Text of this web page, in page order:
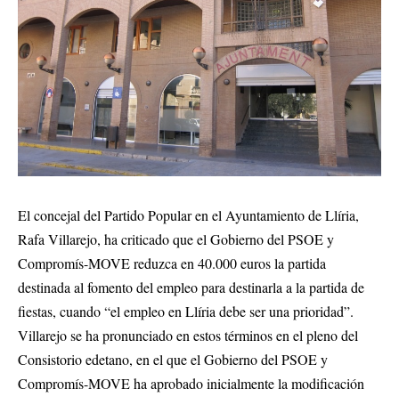
El concejal del Partido Popular en el Ayuntamiento de Llíria,
Rafa Villarejo, ha criticado que el Gobierno del PSOE y
Compromís-MOVE reduzca en 40.000 euros la partida
destinada al fomento del empleo para destinarla a la partida de
fiestas, cuando “el empleo en Llíria debe ser una prioridad”.
Villarejo se ha pronunciado en estos términos en el pleno del
Consistorio edetano, en el que el Gobierno del PSOE y
Compromís-MOVE ha aprobado inicialmente la modificación